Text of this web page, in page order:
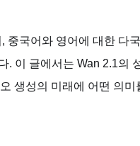
중국어와 영어에 대한 다
. 이 글에서는 Wan 2.1의
생성의 미래에 어떤 의